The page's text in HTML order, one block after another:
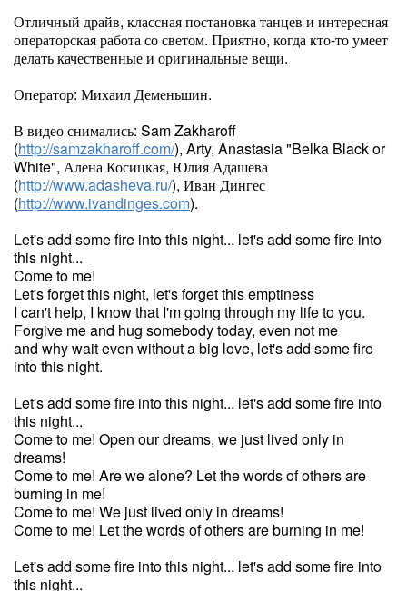
Отличный драйв, классная постановка танцев и интересная
операторская работа со светом. Приятно, когда кто-то умеет
делать качественные и оригинальные вещи.
Оператор: Михаил Деменьшин.
В видео снимались: Sam Zakharoff
(http://samzakharoff.com/), Arty, Anastasia "Belka Black or
White", Алена Косицкая, Юлия Адашева
(http://www.adasheva.ru/), Иван Дингес
(http://www.ivandinges.com).
Let's add some fire into this night... let's add some fire into
this night...
Come to me!
Let's forget this night, let's forget this emptiness
I can't help, I know that I'm going through my life to you.
Forgive me and hug somebody today, even not me
and why wait even without a big love, let's add some fire
into this night.
Let's add some fire into this night... let's add some fire into
this night...
Come to me! Open our dreams, we just lived only in
dreams!
Come to me! Are we alone? Let the words of others are
burning in me!
Come to me! We just lived only in dreams!
Come to me! Let the words of others are burning in me!
Let's add some fire into this night... let's add some fire into
this night...